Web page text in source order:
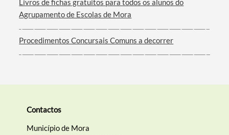
Livros de fichas gratuitos para todos os alunos do
Agrupamento de Escolas de Mora
Procedimentos Concursais Comuns a decorrer
Contactos
Município de Mora